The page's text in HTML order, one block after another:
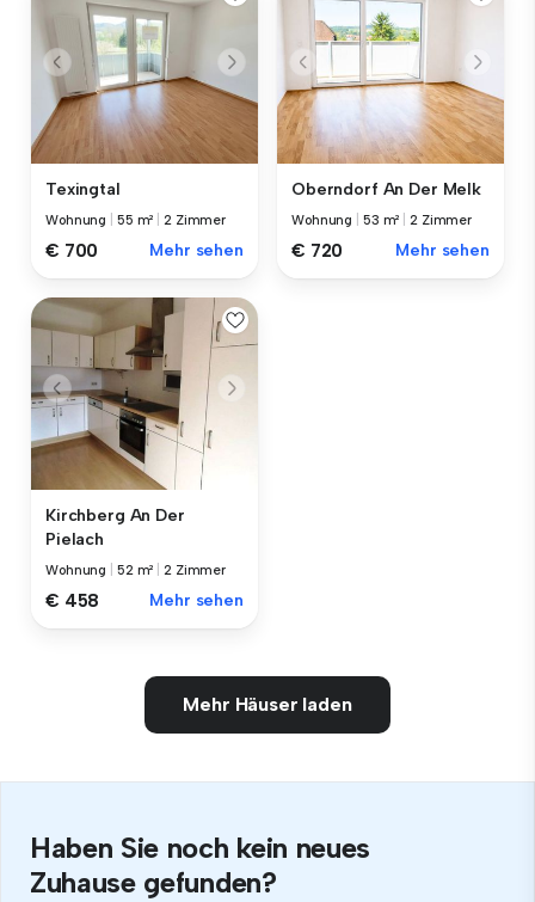
Texingtal
Wohnung 55 m² |2 Zimmer
€ 700 Mehr sehen
Oberndorf An Der Melk
Wohnung 53 m² |2 Zimmer
€ 720 Mehr sehen
Kirchberg An Der
Pielach
Wohnung 52 m² |2 Zimmer
€ 458 Mehr sehen
Mehr Häuser laden
Haben Sie noch kein neues
Zuhause gefunden?